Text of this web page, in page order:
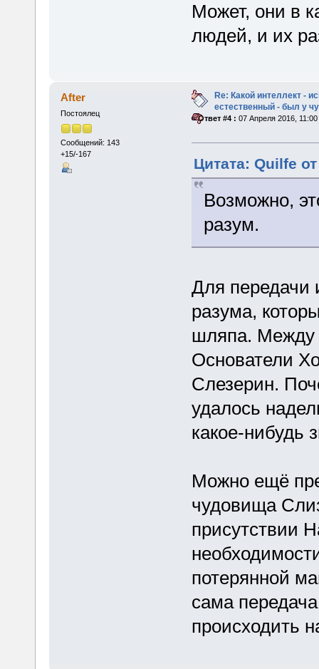
Может, они в
людей, и их
After
Постоялец
Сообщений: 143
+15/-167
Re: Какой интеллект -
естественный - был у
«Ответ #4 : 07 Апреля 2016, 11:00
Цитата: Quilfe
Возможно,
разум.
Для передачи
разума,
шляпа. Между
Основатели
Слезерин.
удалось
какое-нибудь
Можно ещё
чудовища
присутствии
потерянной
сама
происходить